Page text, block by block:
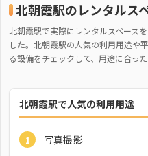
北朝霞駅のレンタルス
北朝霞駅で実際にレンタルスペース
した。北朝霞駅の人気の利用用途や
る設備をチェックして、用途に合っ
北朝霞駅で人気の利用用途
1 写真撮影